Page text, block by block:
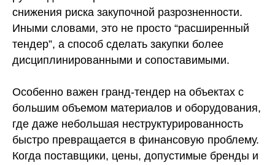
снижения риска закупочной разрозненности.
Иными словами, это не просто “расширенный
тендер”, а способ сделать закупки более
дисциплинированными и сопоставимыми.
Особенно важен гранд-тендер на объектах с
большим объемом материалов и оборудования,
где даже небольшая неструктурированность
быстро превращается в финансовую проблему.
Когда поставщики, цены, допустимые бренды и